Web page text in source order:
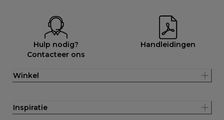
Hulp nodig?
Contacteer ons
Handleidingen
Winkel
Inspiratie